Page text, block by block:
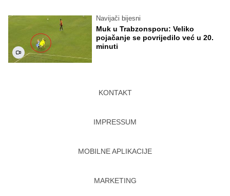
Navijači bijesni
Muk u Trabzonsporu: Veliko
pojačanje se povrijedilo već u 20.
minuti
KONTAKT
IMPRESSUM
MOBILNE APLIKACIJE
MARKETING